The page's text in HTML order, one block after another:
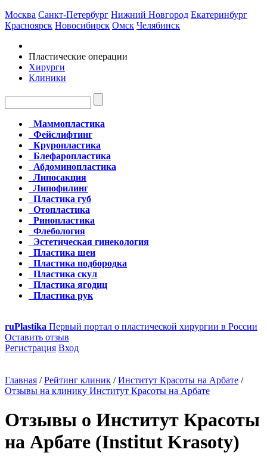
Москва Санкт-Петербург Нижний Новгород Екатеринбург
Красноярск Новосибирск Омск Челябинск
Пластические операции
Хирурги
Клиники
Маммопластика
Фейслифтинг
Круропластика
Блефаропластика
Абдоминопластика
Липосакция
Липофилинг
Пластика губ
Отопластика
Ринопластика
Флебология
Эстетическая гинекология
Пластика шеи
Пластика подбородка
Пластика скул
Пластика ягодиц
Пластика рук
ruPlastika Первый портал о пластической хирургии в России
Оставить отзыв
Регистрация Вход
Главная / Рейтинг клиник / Институт Красоты на Арбате /
Отзывы на клинику Институт Красоты на Арбате
Отзывы о Институт Красоты
на Арбате (Institut Krasoty)